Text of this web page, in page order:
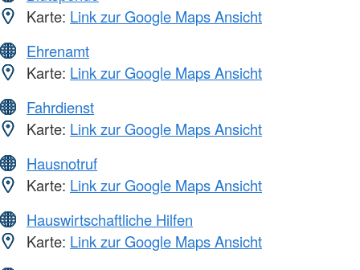
Karte: Link zur Google Maps Ansicht
Ehrenamt
Karte: Link zur Google Maps Ansicht
Fahrdienst
Karte: Link zur Google Maps Ansicht
Hausnotruf
Karte: Link zur Google Maps Ansicht
Hauswirtschaftliche Hilfen
Karte: Link zur Google Maps Ansicht